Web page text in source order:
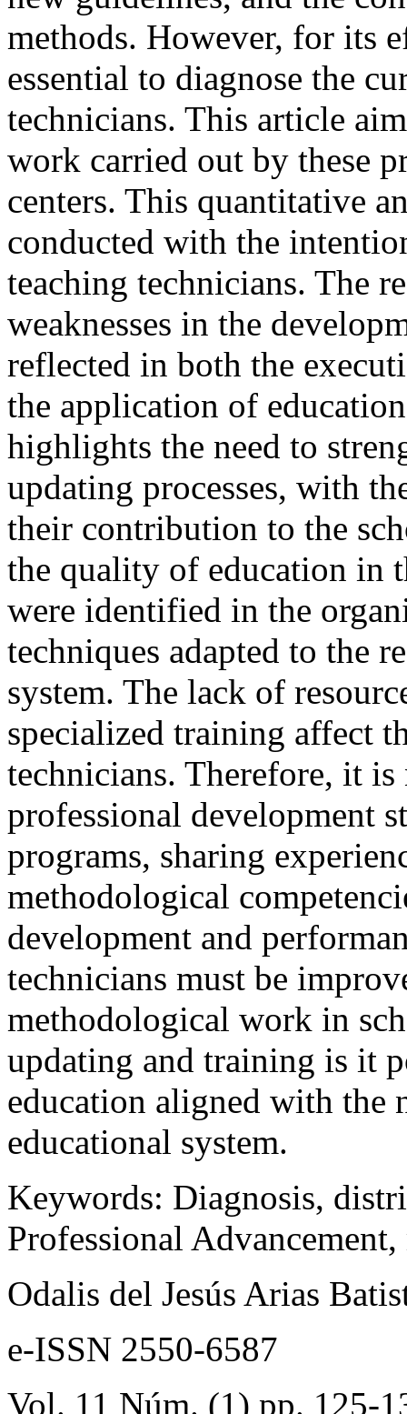
methods. However, for its
essential to diagnose the
technicians. This article
work carried out by these
centers. This quantitative
conducted with the
teaching technicians. The
weaknesses in the
reflected in both the
the application of
highlights the need to
updating processes, with
their contribution to the
the quality of education in
were identified in the
techniques adapted to the
system. The lack of
specialized training affect
technicians. Therefore, it is
professional development
programs, sharing
methodological
development and
technicians must be
methodological work in
updating and training is it
education aligned with the
educational system.
Keywords: Diagnosis,
Professional
Odalis del Jesús Arias
e-ISSN 2550-6587
Vol. 11 Núm. (1) pp. 125-